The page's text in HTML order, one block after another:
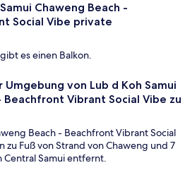
Chaweng Beach -
Social Vibe private
es einen Balkon.
Umgebung von Lub d Koh Samui
Beachfront Vibrant Social Vibe zu
Beach - Beachfront Vibrant Social
zu Fuß von Strand von Chaweng und 7
Samui entfernt.